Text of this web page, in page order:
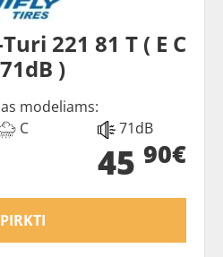
221 81 T ( E C
)
modeliams:
C 71dB
45 90€
PIRKTI